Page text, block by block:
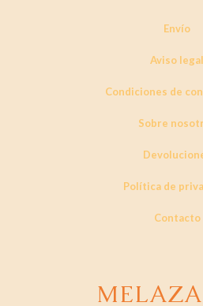
Envío
Aviso legal
Condiciones de
Sobre
Política de
Contacto